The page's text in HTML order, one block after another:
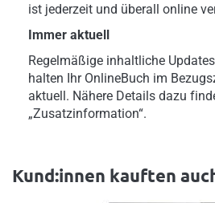
ist jederzeit und überall online
Immer aktuell
Regelmäßige inhaltliche
halten Ihr OnlineBuch im
aktuell. Nähere Details dazu
„Zusatzinformation“.
Kund:innen kauften